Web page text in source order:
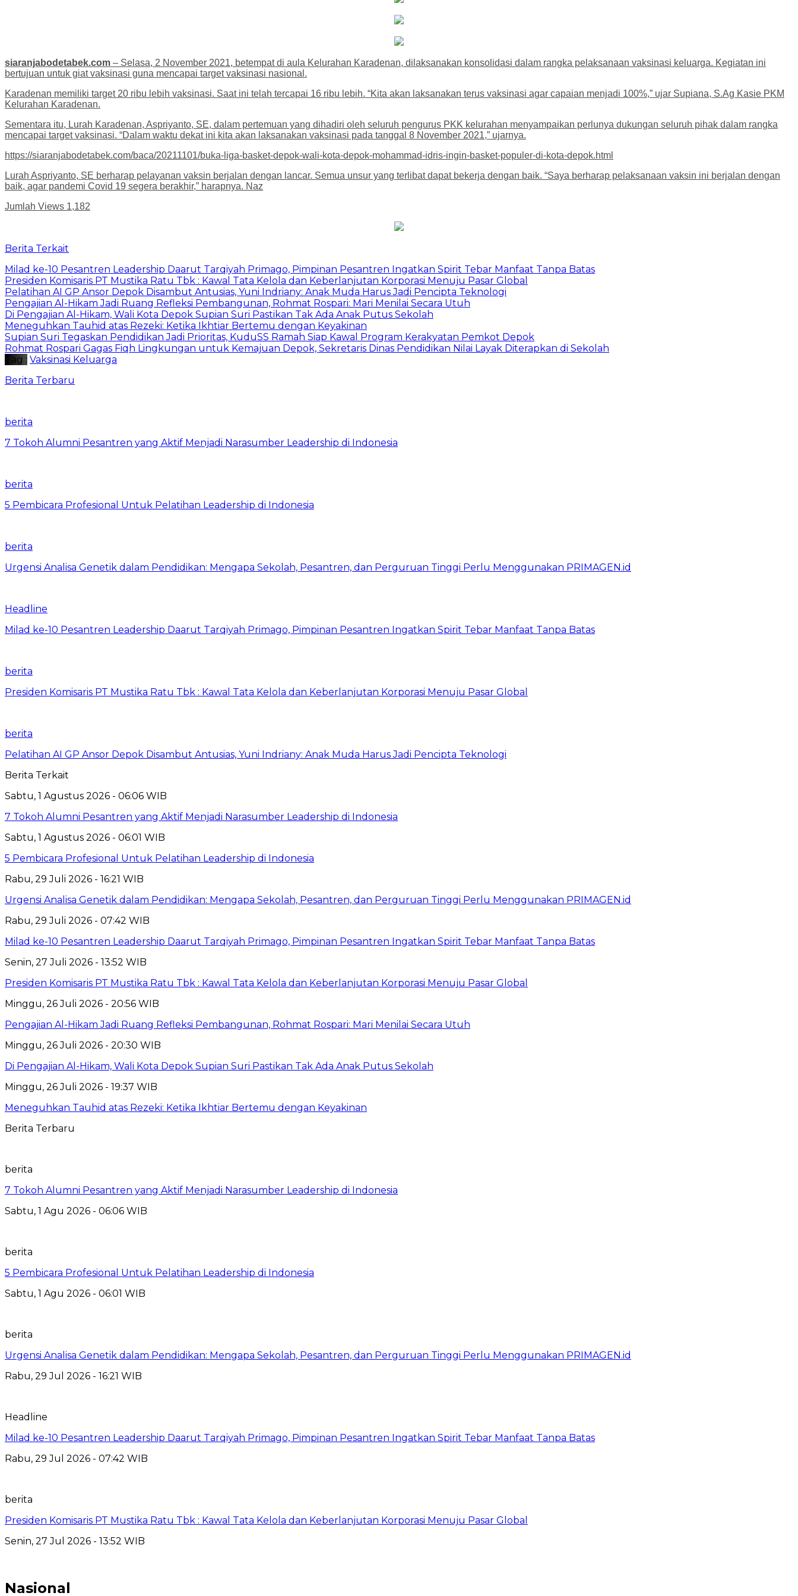
siaranjabodetabek.com – Selasa, 2 November 2021, betempat di aula Kelurahan Karadenan, dilaksanakan konsolidasi dalam rangka pelaksanaan vaksinasi keluarga. Kegiatan ini
bertujuan untuk giat vaksinasi guna mencapai target vaksinasi nasional.
Karadenan memiliki target 20 ribu lebih vaksinasi. Saat ini telah tercapai 16 ribu lebih. “Kita akan laksanakan terus vaksinasi agar capaian menjadi 100%,” ujar Supiana, S.Ag Kasie PKM
Kelurahan Karadenan.
Sementara itu, Lurah Karadenan, Aspriyanto, SE, dalam pertemuan yang dihadiri oleh seluruh pengurus PKK kelurahan menyampaikan perlunya dukungan seluruh pihak dalam rangka
mencapai target vaksinasi. “Dalam waktu dekat ini kita akan laksanakan vaksinasi pada tanggal 8 November 2021,” ujarnya.
https://siaranjabodetabek.com/baca/20211101/buka-liga-basket-depok-wali-kota-depok-mohammad-idris-ingin-basket-populer-di-kota-depok.html
Lurah Aspriyanto, SE berharap pelayanan vaksin berjalan dengan lancar. Semua unsur yang terlibat dapat bekerja dengan baik. “Saya berharap pelaksanaan vaksin ini berjalan dengan
baik, agar pandemi Covid 19 segera berakhir,” harapnya. Naz
Jumlah Views 1,182
Berita Terkait
Milad ke-10 Pesantren Leadership Daarut Tarqiyah Primago, Pimpinan Pesantren Ingatkan Spirit Tebar Manfaat Tanpa Batas
Presiden Komisaris PT Mustika Ratu Tbk : Kawal Tata Kelola dan Keberlanjutan Korporasi Menuju Pasar Global
Pelatihan AI GP Ansor Depok Disambut Antusias, Yuni Indriany: Anak Muda Harus Jadi Pencipta Teknologi
Pengajian Al-Hikam Jadi Ruang Refleksi Pembangunan, Rohmat Rospari: Mari Menilai Secara Utuh
Di Pengajian Al-Hikam, Wali Kota Depok Supian Suri Pastikan Tak Ada Anak Putus Sekolah
Meneguhkan Tauhid atas Rezeki: Ketika Ikhtiar Bertemu dengan Keyakinan
Supian Suri Tegaskan Pendidikan Jadi Prioritas, KuduSS Ramah Siap Kawal Program Kerakyatan Pemkot Depok
Rohmat Rospari Gagas Fiqh Lingkungan untuk Kemajuan Depok, Sekretaris Dinas Pendidikan Nilai Layak Diterapkan di Sekolah
Tag : Vaksinasi Keluarga
Berita Terbaru
berita
7 Tokoh Alumni Pesantren yang Aktif Menjadi Narasumber Leadership di Indonesia
berita
5 Pembicara Profesional Untuk Pelatihan Leadership di Indonesia
berita
Urgensi Analisa Genetik dalam Pendidikan: Mengapa Sekolah, Pesantren, dan Perguruan Tinggi Perlu Menggunakan PRIMAGEN.id
Headline
Milad ke-10 Pesantren Leadership Daarut Tarqiyah Primago, Pimpinan Pesantren Ingatkan Spirit Tebar Manfaat Tanpa Batas
berita
Presiden Komisaris PT Mustika Ratu Tbk : Kawal Tata Kelola dan Keberlanjutan Korporasi Menuju Pasar Global
berita
Pelatihan AI GP Ansor Depok Disambut Antusias, Yuni Indriany: Anak Muda Harus Jadi Pencipta Teknologi
Berita Terkait
Sabtu, 1 Agustus 2026 - 06:06 WIB
7 Tokoh Alumni Pesantren yang Aktif Menjadi Narasumber Leadership di Indonesia
Sabtu, 1 Agustus 2026 - 06:01 WIB
5 Pembicara Profesional Untuk Pelatihan Leadership di Indonesia
Rabu, 29 Juli 2026 - 16:21 WIB
Urgensi Analisa Genetik dalam Pendidikan: Mengapa Sekolah, Pesantren, dan Perguruan Tinggi Perlu Menggunakan PRIMAGEN.id
Rabu, 29 Juli 2026 - 07:42 WIB
Milad ke-10 Pesantren Leadership Daarut Tarqiyah Primago, Pimpinan Pesantren Ingatkan Spirit Tebar Manfaat Tanpa Batas
Senin, 27 Juli 2026 - 13:52 WIB
Presiden Komisaris PT Mustika Ratu Tbk : Kawal Tata Kelola dan Keberlanjutan Korporasi Menuju Pasar Global
Minggu, 26 Juli 2026 - 20:56 WIB
Pengajian Al-Hikam Jadi Ruang Refleksi Pembangunan, Rohmat Rospari: Mari Menilai Secara Utuh
Minggu, 26 Juli 2026 - 20:30 WIB
Di Pengajian Al-Hikam, Wali Kota Depok Supian Suri Pastikan Tak Ada Anak Putus Sekolah
Minggu, 26 Juli 2026 - 19:37 WIB
Meneguhkan Tauhid atas Rezeki: Ketika Ikhtiar Bertemu dengan Keyakinan
Berita Terbaru
berita
7 Tokoh Alumni Pesantren yang Aktif Menjadi Narasumber Leadership di Indonesia
Sabtu, 1 Agu 2026 - 06:06 WIB
berita
5 Pembicara Profesional Untuk Pelatihan Leadership di Indonesia
Sabtu, 1 Agu 2026 - 06:01 WIB
berita
Urgensi Analisa Genetik dalam Pendidikan: Mengapa Sekolah, Pesantren, dan Perguruan Tinggi Perlu Menggunakan PRIMAGEN.id
Rabu, 29 Jul 2026 - 16:21 WIB
Headline
Milad ke-10 Pesantren Leadership Daarut Tarqiyah Primago, Pimpinan Pesantren Ingatkan Spirit Tebar Manfaat Tanpa Batas
Rabu, 29 Jul 2026 - 07:42 WIB
berita
Presiden Komisaris PT Mustika Ratu Tbk : Kawal Tata Kelola dan Keberlanjutan Korporasi Menuju Pasar Global
Senin, 27 Jul 2026 - 13:52 WIB
Nasional